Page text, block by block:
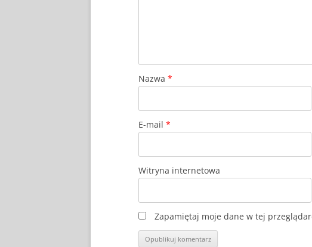
Nazwa *
E-mail *
Witryna internetowa
Zapamiętaj moje dane w tej